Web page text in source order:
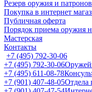
Резерв оружия и патронов
Покупка в интернет
Публичная оферта
Порядок приема оружия
Мастерская
Контакты
+7 (495) 792-30-06
+7 (495) 792-30-06
+7 (495) 611-08-78
+7 (901) 407-48-05Отдела